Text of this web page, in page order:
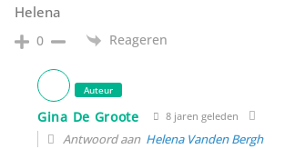
Helena
0 Reageren
Auteur
Gina De Groote 8 jaren geleden
Antwoord aan Helena Vanden Bergh